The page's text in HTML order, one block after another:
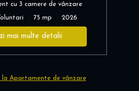
cu 3 camere de vânzare
75 mp 2026
mai multe detalii
la Apartamente de vânzare